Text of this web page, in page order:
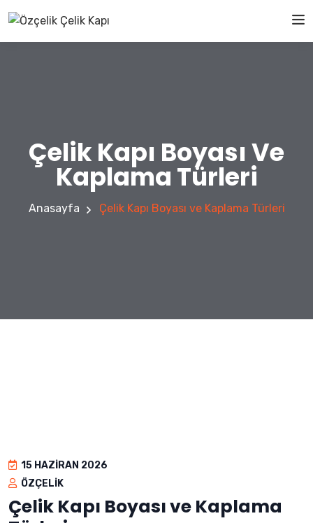
Çelik Kapı Boyası Ve
Kaplama Türleri
Anasayfa Çelik Kapı Boyası ve Kaplama Türleri
15 HAZIRAN 2026
ÖZÇELIK
Çelik Kapı Boyası ve Kaplama